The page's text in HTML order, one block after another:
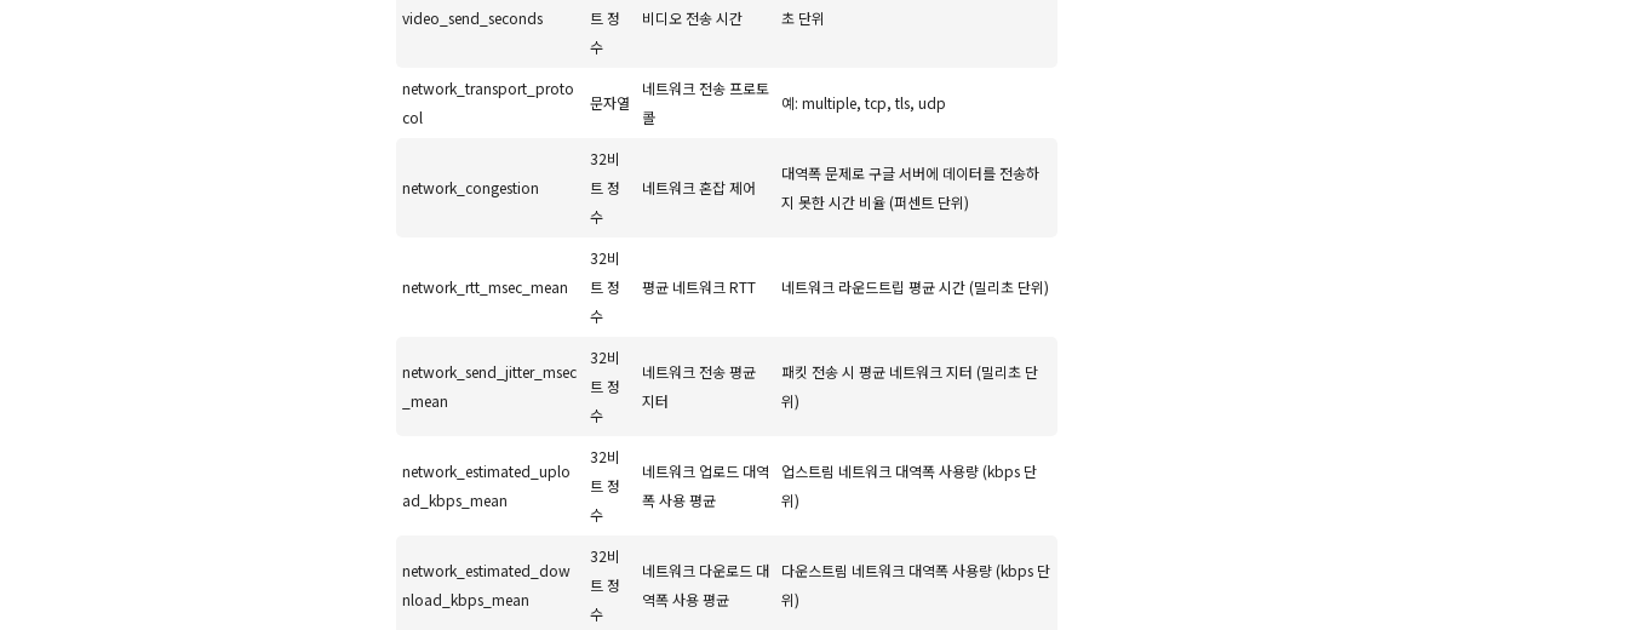
video_send_seconds
트 정
수
비디오 전송 시간 초 단위
network_transport_proto
col
문자열
네트워크 전송 프로토
콜
예: multiple, tcp, tls, udp
network_congestion
32비
트 정
수
네트워크 혼잡 제어
대역폭 문제로 구글 서버에 데이터를 전송하
지 못한 시간 비율 (퍼센트 단위)
network_rtt_msec_mean
32비
트 정
수
평균 네트워크 RTT 네트워크 라운드트립 평균 시간 (밀리초 단위)
network_send_jitter_msec
_mean
32비
트 정
수
네트워크 전송 평균
지터
패킷 전송 시 평균 네트워크 지터 (밀리초 단
위)
network_estimated_uplo
ad_kbps_mean
32비
트 정
수
네트워크 업로드 대역
폭 사용 평균
업스트림 네트워크 대역폭 사용량 (kbps 단
위)
network_estimated_dow
nload_kbps_mean
32비
트 정
수
네트워크 다운로드 대
역폭 사용 평균
다운스트림 네트워크 대역폭 사용량 (kbps 단
위)